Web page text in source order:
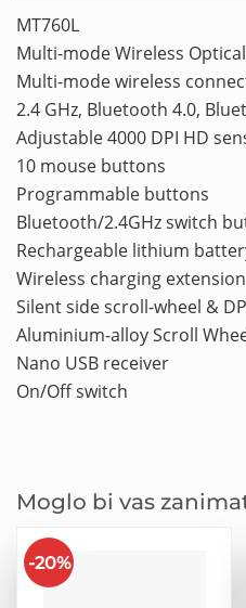
MT760L
Multi-mode Wireless
Multi-mode wireless
2.4 GHz, Bluetooth 4.0,
Adjustable 4000 DPI HD
10 mouse buttons
Programmable buttons
Bluetooth/2.4GHz switch
Rechargeable lithium
Wireless charging
Silent side scroll-wheel &
Aluminium-alloy Scroll
Nano USB receiver
On/Off switch
Moglo bi vas
-20%